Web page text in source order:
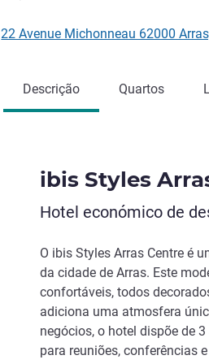
22 Avenue Michonneau 62000
Descrição Quartos
ibis Styles
Hotel económico de
O ibis Styles Arras Centre é
da cidade de Arras. Este
confortáveis, todos
adiciona uma atmosfera
negócios, o hotel dispõe de
para reuniões, conferências